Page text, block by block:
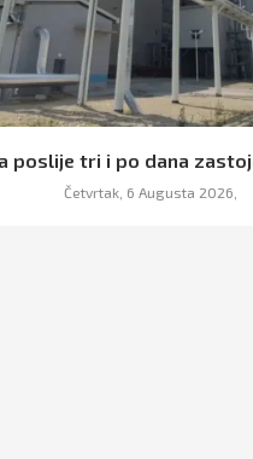
poslije tri i po dana
Četvrtak, 6 Augusta 2026,